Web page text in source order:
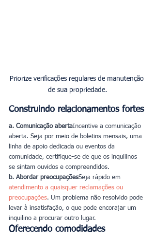
Priorize verificações regulares de manutenção
de sua propriedade.
Construindo relacionamentos fortes
a. Comunicação abertaIncentive a comunicação
aberta. Seja por meio de boletins mensais, uma
linha de apoio dedicada ou eventos da
comunidade, certifique-se de que os inquilinos
se sintam ouvidos e compreendidos.
b. Abordar preocupaçõesSeja rápido em
atendimento a quaisquer reclamações ou
preocupações. Um problema não resolvido pode
levar à insatisfação, o que pode encorajar um
inquilino a procurar outro lugar.
Oferecendo comodidades